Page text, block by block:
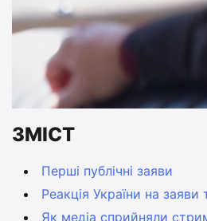
ЗМІСТ
Перші публічні заяви
Реакція України на заяви
Як медіа сприйняли